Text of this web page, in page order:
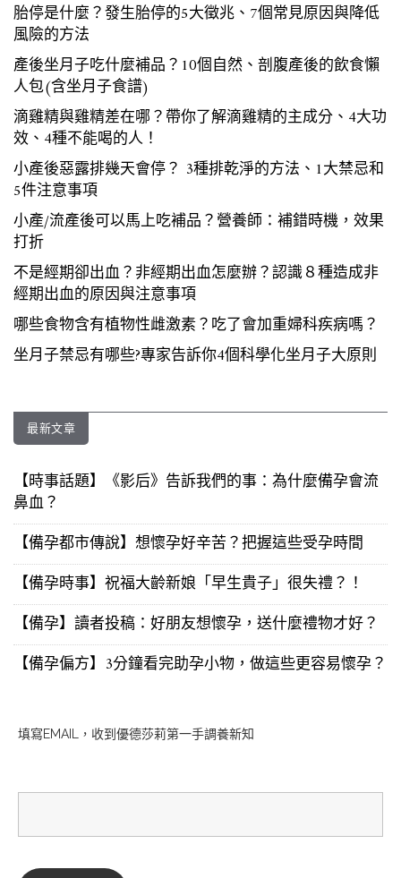
胎停是什麼？發生胎停的5大徵兆、7個常見原因與降低
風險的方法
產後坐月子吃什麼補品？10個自然、剖腹產後的飲食懶
人包(含坐月子食譜)
滴雞精與雞精差在哪？帶你了解滴雞精的主成分、4大功
效、4種不能喝的人！
小產後惡露排幾天會停？ 3種排乾淨的方法、1大禁忌和
5件注意事項
小產/流產後可以馬上吃補品？營養師：補錯時機，效果
打折
不是經期卻出血？非經期出血怎麼辦？認識８種造成非
經期出血的原因與注意事項
哪些食物含有植物性雌激素？吃了會加重婦科疾病嗎？
坐月子禁忌有哪些?專家告訴你4個科學化坐月子大原則
最新文章
【時事話題】《影后》告訴我們的事：為什麼備孕會流
鼻血？
【備孕都市傳說】想懷孕好辛苦？把握這些受孕時間
【備孕時事】祝福大齡新娘「早生貴子」很失禮？！
【備孕】讀者投稿：好朋友想懷孕，送什麼禮物才好？
【備孕偏方】3分鐘看完助孕小物，做這些更容易懷孕？
填寫EMAIL，收到優德莎莉第一手調養新知